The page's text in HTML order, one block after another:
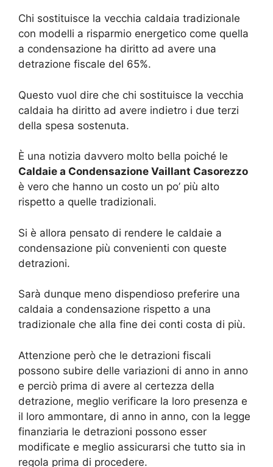
Chi sostituisce la vecchia caldaia tradizionale
con modelli a risparmio energetico come quella
a condensazione ha diritto ad avere una
detrazione fiscale del 65%.
Questo vuol dire che chi sostituisce la vecchia
caldaia ha diritto ad avere indietro i due terzi
della spesa sostenuta.
È una notizia davvero molto bella poiché le
Caldaie a Condensazione Vaillant Casorezzo
è vero che hanno un costo un po’ più alto
rispetto a quelle tradizionali.
Si è allora pensato di rendere le caldaie a
condensazione più convenienti con queste
detrazioni.
Sarà dunque meno dispendioso preferire una
caldaia a condensazione rispetto a una
tradizionale che alla fine dei conti costa di più.
Attenzione però che le detrazioni fiscali
possono subire delle variazioni di anno in anno
e perciò prima di avere al certezza della
detrazione, meglio verificare la loro presenza e
il loro ammontare, di anno in anno, con la legge
finanziaria le detrazioni possono esser
modificate e meglio assicurarsi che tutto sia in
regola prima di procedere.